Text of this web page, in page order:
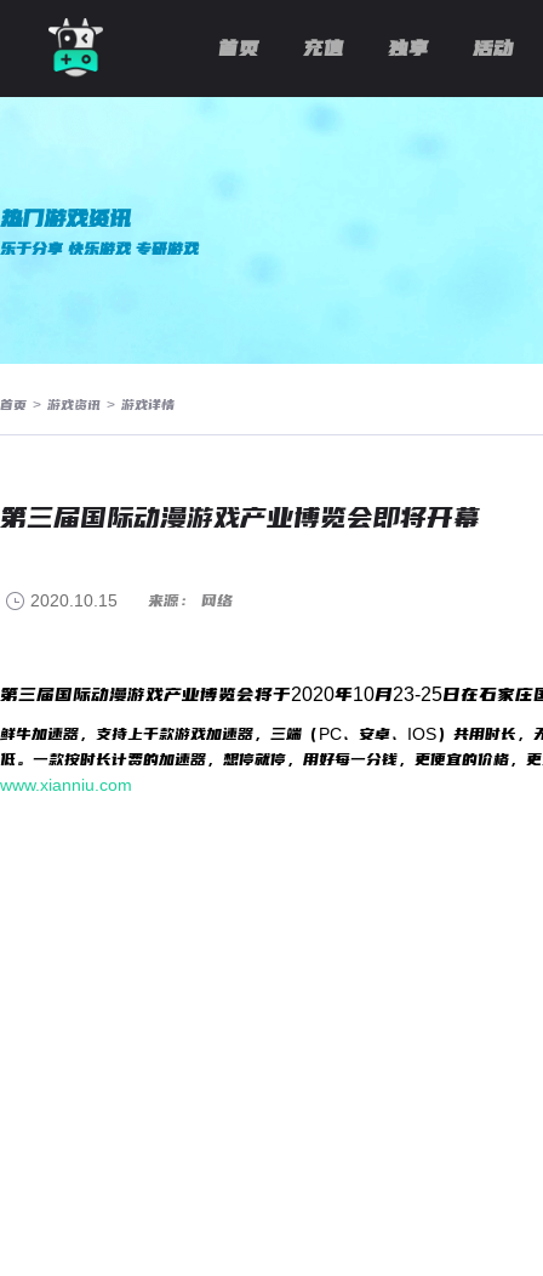
首页 充值 独享 活动
热门游戏资讯
乐于分享 快乐游戏 专研游戏
首页 > 游戏资讯 > 游戏详情
第三届国际动漫游戏产业博览会即将开幕
2020.10.15 来源： 网络
第三届国际动漫游戏产业博览会将于2020年10月23-25日在石家庄
鲜牛加速器，支持上千款游戏加速器，三端（PC、安卓、IOS）共用时长
低。一款按时长计费的加速器，想停就停，用好每一分钱，更便宜的价格，
www.xianniu.com